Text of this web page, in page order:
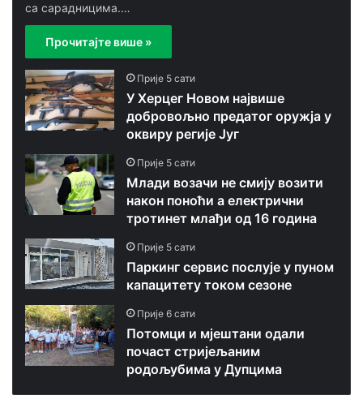
са сарадницима.…
Прочитајте више »
Прије 5 сати
У Херцег Новом највише
добровољно предатог оружја у
оквиру регије Југ
Прије 5 сати
Млади возачи не смију возити
након поноћи а електрични
тротинет млађи од 16 година
Прије 5 сати
Паркинг сервис послује у пуном
капацитету током сезоне
Прије 6 сати
Потомци и мјештани одали
почаст стријељаним
родољубима у Дупцима